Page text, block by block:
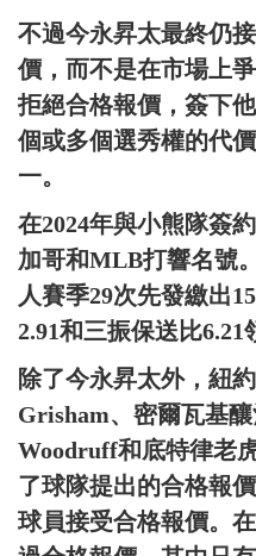
不過今永昇太最終仍
價，而不是在市場上
拒絕合格報價，簽下
個或多個選秀權的代
一。
在2024年與小熊隊簽
加哥和MLB打響名號
人賽季29次先發繳出
2.91和三振保送比6.21
除了今永昇太外，紐
Grisham、密爾瓦基
Woodruff和底特律老
了球隊提出的合格報
球員接受合格報價。